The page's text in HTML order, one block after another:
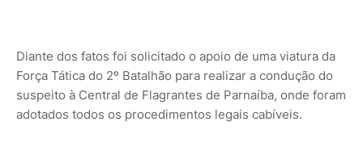
Diante dos fatos foi solicitado o apoio de uma viatura da
Força Tática do 2º Batalhão para realizar a condução do
suspeito à Central de Flagrantes de Parnaíba, onde foram
adotados todos os procedimentos legais cabíveis.